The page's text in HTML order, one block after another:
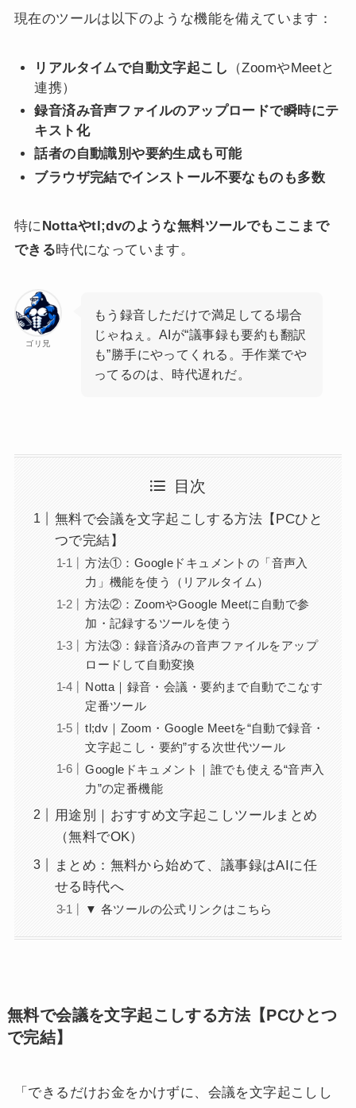
現在のツールは以下のような機能を備えています：
リアルタイムで自動文字起こし
（ZoomやMeetと
連携）
録音済み音声ファイルのアップロードで瞬時にテ
キスト化
話者の自動識別や要約生成も可能
ブラウザ完結でインストール不要なものも多数
特に Nottaやtl;dvのような無料ツールでもここまで
できる時代になっています。
ゴリ兄
もう録音しただけで満足してる場合
じゃねぇ。AIが“議事録も要約も翻訳
も”勝手にやってくれる。手作業でや
ってるのは、時代遅れだ。
目次
無料で会議を文字起こしする方法【PCひと
つで完結】
方法①：Googleドキュメントの「音声入
力」機能を使う（リアルタイム）
方法②：ZoomやGoogle Meetに自動で参
加・記録するツールを使う
方法③：録音済みの音声ファイルをアップ
ロードして自動変換
Notta｜録音・会議・要約まで自動でこなす
定番ツール
tl;dv｜Zoom・Google Meetを“自動で録音・
文字起こし・要約”する次世代ツール
Googleドキュメント｜誰でも使える“音声入
力”の定番機能
用途別｜おすすめ文字起こしツールまとめ
（無料でOK）
まとめ：無料から始めて、議事録はAIに任
せる時代へ
▼ 各ツールの公式リンクはこちら
無料で会議を文字起こしする方法【PCひとつ
で完結】
「できるだけお金をかけずに、会議を文字起こしし